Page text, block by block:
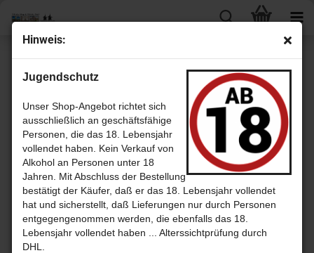
Hin­weis:
Jugendschutz
Unser Shop-Angebot richtet sich
ausschließlich an geschäftsfähige
Personen, die das 18. Lebensjahr
vollendet haben. Kein Verkauf von
Alkohol an Personen unter 18
Jahren. Mit Abschluss der Bestellung
bestätigt der Käufer, daß er das 18. Lebensjahr vollendet
hat und sicherstellt, daß Lieferungen nur durch Personen
entgegengenommen werden, die ebenfalls das 18.
Lebensjahr vollendet haben ... Alterssichtprüfung durch
DHL.
« Erster « zurück weiter »
Letzter »
19Artikel in dieser Kategorie
Ar­morik 2005 pour Al­le­ma­gne - 9 Jahre Bre­ton Oak Cask No 3134 -
sin­gle Malt Whis­ky aus Frank­reich